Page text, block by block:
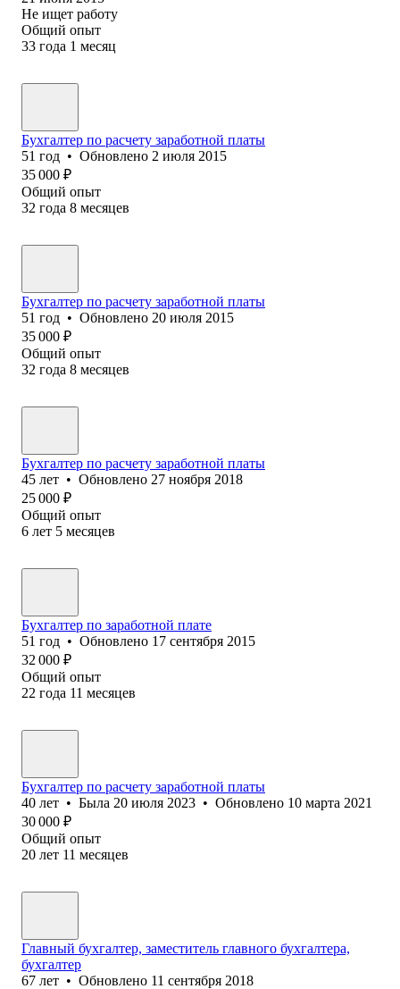
Не ищет работу
Общий опыт
33 года 1 месяц
Бухгалтер по расчету заработной платы
51 год • Обновлено 2 июля 2015
35 000 ₽
Общий опыт
32 года 8 месяцев
Бухгалтер по расчету заработной платы
51 год • Обновлено 20 июля 2015
35 000 ₽
Общий опыт
32 года 8 месяцев
Бухгалтер по расчету заработной платы
45 лет • Обновлено 27 ноября 2018
25 000 ₽
Общий опыт
6 лет 5 месяцев
Бухгалтер по заработной плате
51 год • Обновлено 17 сентября 2015
32 000 ₽
Общий опыт
22 года 11 месяцев
Бухгалтер по расчету заработной платы
40 лет • Была 20 июля 2023 • Обновлено 10 марта 2021
30 000 ₽
Общий опыт
20 лет 11 месяцев
Главный бухгалтер, заместитель главного бухгалтера,
бухгалтер
67 лет • Обновлено 11 сентября 2018